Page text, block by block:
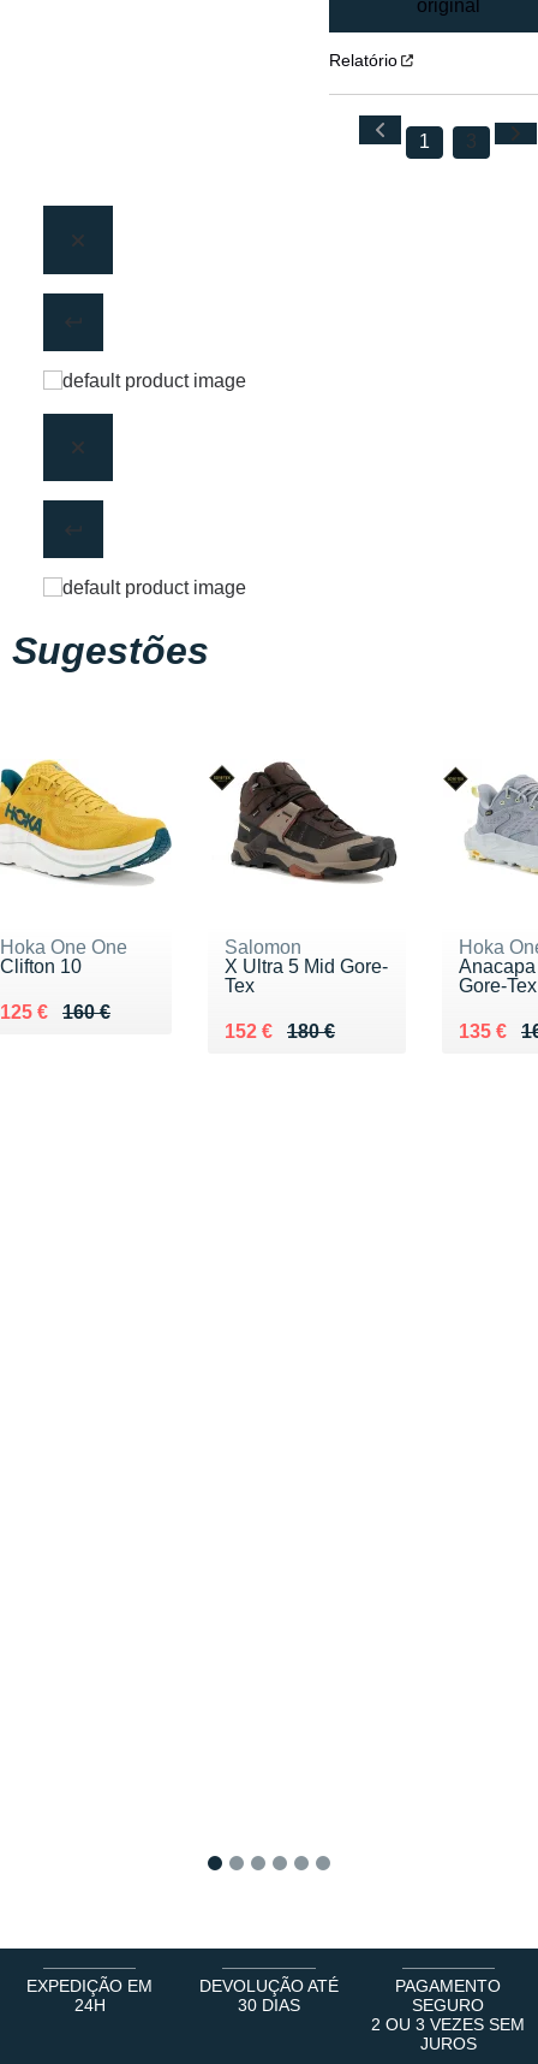
original
Relatório
1 3
Sugestões
Hoka One One
Clifton 10
160 €
Au lieu de 160 €
125 €
Vendu 125 €
Salomon
X Ultra 5 Mid Gore-
Tex
180 €
Au lieu de 180 €
152 €
Vendu 152 €
Hoka
Gore-Tex
Au lieu
135 €
Vendu
EXPEDIÇÃO EM
24H
DEVOLUÇÃO ATÉ
30 DIAS
PAGAMENTO
SEGURO
2 OU 3 VEZES SEM
JUROS